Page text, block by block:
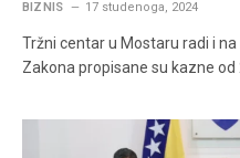
BIZNIS 17 studenoga, 2024
Tržni centar u Mostaru radi i
Zakona propisane su kazne od